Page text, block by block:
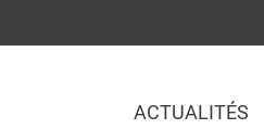
ACTUALITÉS